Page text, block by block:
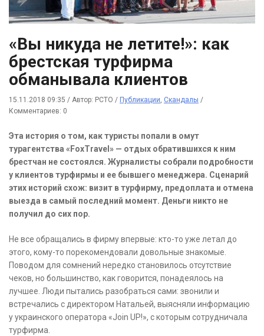
«Вы никуда не летите!»: как
брестская турфирма
обманывала клиентов
15.11.2018 09:35 / Автор: РСТО / Публикации, Скандалы /
Комментариев: 0
Эта история о том, как туристы попали в омут
турагентства «FoxTravel» — отдых обратившихся к ним
брестчан не состоялся. Журналисты собрали подробности
у клиентов турфирмы и ее бывшего менеджера. Сценарий
этих историй схож: визит в турфирму, предоплата и отмена
выезда в самый последний момент. Деньги никто не
получил до сих пор.
Не все обращались в фирму впервые: кто-то уже летал до
этого, кому-то порекомендовали довольные знакомые.
Поводом для сомнений нередко становилось отсутствие
чеков, но большинство, как говорится, понадеялось на
лучшее. Люди пытались разобраться сами: звонили и
встречались с директором Натальей, выясняли информацию
у украинского оператора «Join UP!», с которым сотрудничала
турфирма.